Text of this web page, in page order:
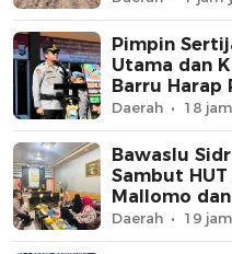
Pimpin
Utama dan
Barru Harap
Daerah 18
Bawaslu
Sambut HUT
Mallomo
Daerah 19